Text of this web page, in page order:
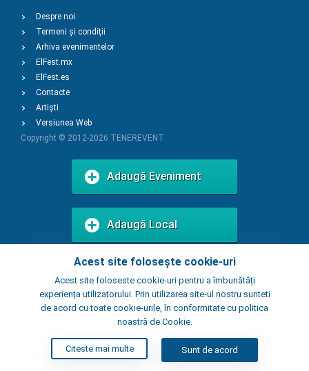
Acest site folosește cookie-uri
Acest site foloseste cookie-uri pentru a îmbunătăți
experiența utilizatorului. Prin utilizarea site-ul nostru sunteti
de acord cu toate cookie-urile, în conformitate cu politica
noastră de Cookie.
Citeste mai multe Sunt de acord
Despre noi
Termeni și condiții
Arhiva evenimentelor
ElFest.mx
ElFest.es
Contacte
Artiști
Versiunea Web
Copyright © 2012-2026 TENEREVENT
Adaugă Eveniment
Adaugă Local